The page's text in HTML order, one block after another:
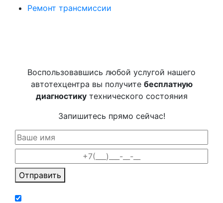
Ремонт трансмиссии
Воспользовавшись любой услугой нашего
автотехцентра вы получите бесплатную
диагностикутехнического состояния
Запишитесь прямо сейчас!
Отправить